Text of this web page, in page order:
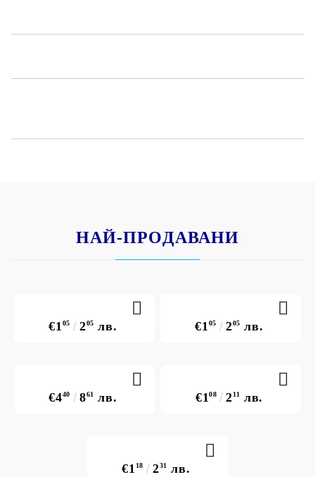
Тип персонализация: Специален кадифен печат,
НАЙ-ПРОДАВАНИ
€105 205 лв. €105 205 лв.
€440 861 лв. €108 211 лв.
€1 18 231 лв.